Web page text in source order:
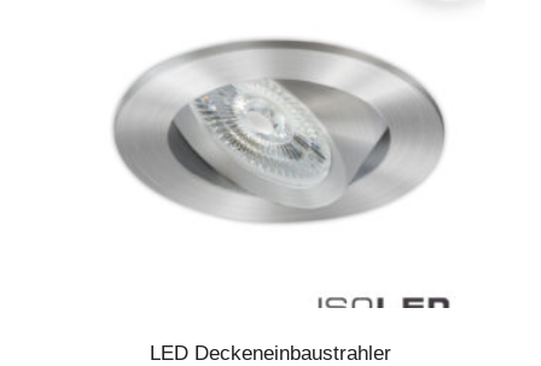
LED Deckeneinbaustrahler